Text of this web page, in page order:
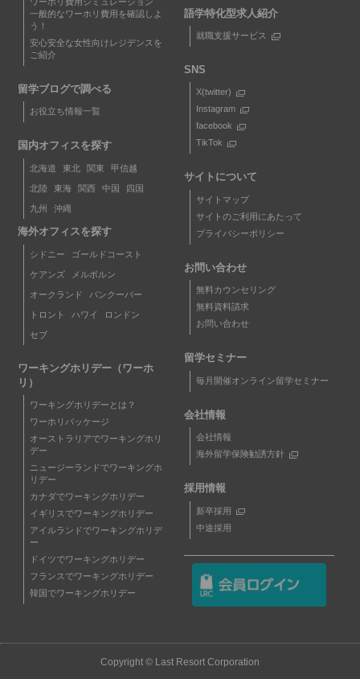
一般的なワーホリ費用を確認しよ
う！
安心安全な女性向けレジデンスを
ご紹介
留学ブログで調べる
お役立ち情報一覧
国内オフィスを探す
北海道 東北 関東 甲信越
北陸 東海 関西 中国 四国
九州 沖縄
海外オフィスを探す
シドニー ゴールドコースト
ケアンズ メルボルン
オークランド バンクーバー
トロント ハワイ ロンドン
セブ
ワーキングホリデー（ワーホ
リ）
ワーキングホリデーとは？
ワーホリパッケージ
オーストラリアでワーキングホリ
デー
ニュージーランドでワーキングホ
リデー
カナダでワーキングホリデー
イギリスでワーキングホリデー
アイルランドでワーキングホリデ
ー
ドイツでワーキングホリデー
フランスでワーキングホリデー
韓国でワーキングホリデー
語学特化型求人紹介
就職支援サービス
SNS
X(twitter)
Instagram
facebook
TikTok
サイトについて
サイトマップ
サイトのご利用にあたって
プライバシーポリシー
お問い合わせ
無料カウンセリング
無料資料請求
お問い合わせ
留学セミナー
毎月開催オンライン留学セミナー
会社情報
会社情報
海外留学保険勧誘方針
採用情報
新卒採用
中途採用
Copyright © Last Resort Corporation